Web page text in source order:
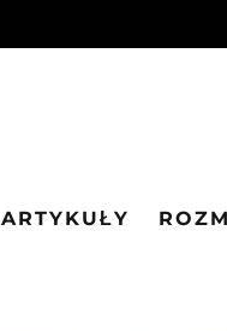
ARTYKUŁY